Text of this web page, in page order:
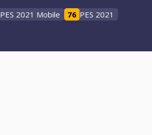
PES 2021 Mobile 76 PES 2021